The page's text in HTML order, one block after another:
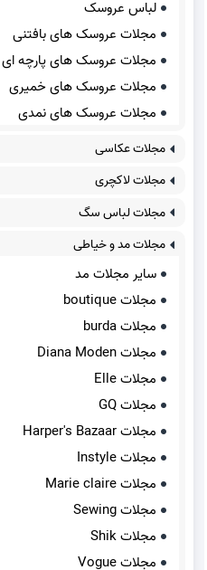
لباس عروسک
مجلات عروسک های بافتنی
مجلات عروسک های پارچه ای
مجلات عروسک های خمیری
مجلات عروسک های نمدی
مجلات عکاسی
مجلات لاکچری
مجلات لباس سگ
مجلات مد و خیاطی
سایر مجلات مد
مجلات boutique
مجلات burda
مجلات Diana Moden
مجلات Elle
مجلات GQ
مجلات Harper's Bazaar
مجلات Instyle
مجلات Marie claire
مجلات Sewing
مجلات Shik
مجلات Vogue